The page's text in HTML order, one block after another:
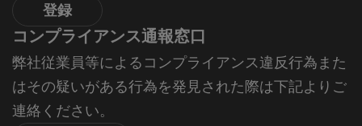
登録
コンプライアンス通報窓口
弊社従業員等によるコンプライアンス違反行為また
はその疑いがある行為を発見された際は下記よりご
連絡ください。